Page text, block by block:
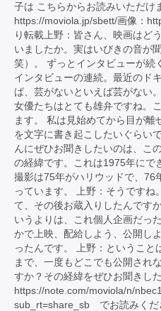
子は こちらからお読みいただけ
https://moviola.jp/sbett/画像：
り転載上野：皆さん、映画はど
いましたか。実はいびきの音が
笑）。 ずっとインタビューが続
インタビューの連続。最近のド
ば、芸がないといえば芸がない
女優たちはとても雄弁ですね。
ます。 私は見始めてから目が離
を文字に書き起こしたいぐらい
んにぜひお聞きしたいのは、こ
の経緯です。これは1975年にで
撮影は75年がハリウッドで、76
っています。 上野：そうですね
て、その後お蔵入りしたんです
いうよりは、これ個人企画だっ
かで上映、配給しよう、公開し
ったんです。 上野：ということ
まで、一度もどこでも公開され
すか？その経緯をぜひお聞きし
https://note.com/moviola/n/
sub_rt=share_sb でお読みくだ